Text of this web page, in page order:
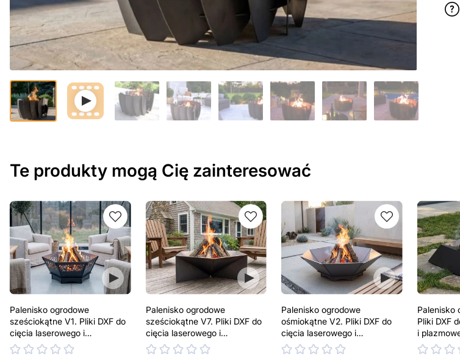
Te produkty mogą Cię zainteresować
Palenisko ogrodowe
sześciokątne V1. Pliki DXF do
cięcia laserowego i
plazmowego
Palenisko ogrodowe
sześciokątne V7. Pliki DXF do
cięcia laserowego i
plazmowego
Palenisko ogrodowe
ośmiokątne V2. Pliki DXF do
cięcia laserowego i
plazmowego
Palenisko
Pliki DXF
i